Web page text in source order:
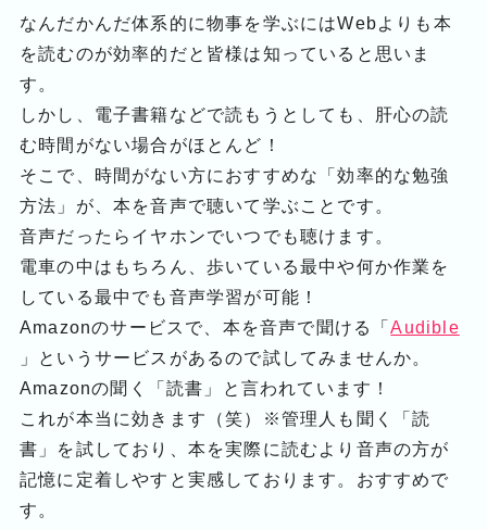
なんだかんだ体系的に物事を学ぶにはWebよりも本
を読むのが効率的だと皆様は知っていると思いま
す。
しかし、電子書籍などで読もうとしても、肝心の読
む時間がない場合がほとんど！
そこで、時間がない方におすすめな「効率的な勉強
方法」が、本を音声で聴いて学ぶことです。
音声だったらイヤホンでいつでも聴けます。
電車の中はもちろん、歩いている最中や何か作業を
している最中でも音声学習が可能！
Amazonのサービスで、本を音声で聞ける「Audible
」というサービスがあるので試してみませんか。
Amazonの聞く「読書」と言われています！
これが本当に効きます（笑）※管理人も聞く「読
書」を試しており、本を実際に読むより音声の方が
記憶に定着しやすと実感しております。おすすめで
す。